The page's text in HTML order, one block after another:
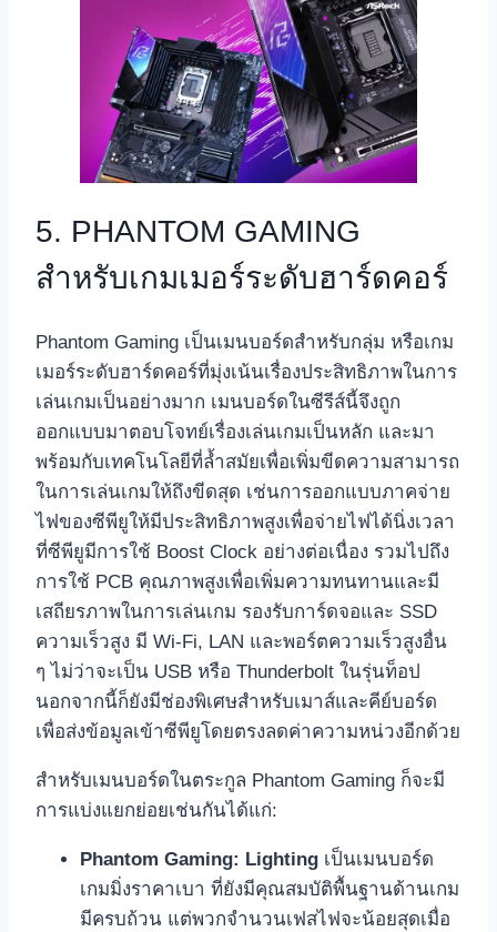
5. PHANTOM GAMING
สำหรับเกมเมอร์ระดับฮาร์ดคอร์
Phantom Gaming เป็นเมนบอร์ดสำหรับกลุ่ม หรือเกม
เมอร์ระดับฮาร์ดคอร์ที่มุ่งเน้นเรื่องประสิทธิภาพในการ
เล่นเกมเป็นอย่างมาก เมนบอร์ดในซีรีส์นี้จึงถูก
ออกแบบมาตอบโจทย์เรื่องเล่นเกมเป็นหลัก และมา
พร้อมกับเทคโนโลยีที่ล้ำสมัยเพื่อเพิ่มขีดความสามารถ
ในการเล่นเกมให้ถึงขีดสุด เช่นการออกแบบภาคจ่าย
ไฟของซีพียูให้มีประสิทธิภาพสูงเพื่อจ่ายไฟได้นิ่งเวลา
ที่ซีพียูมีการใช้ Boost Clock อย่างต่อเนื่อง รวมไปถึง
การใช้ PCB คุณภาพสูงเพื่อเพิ่มความทนทานและมี
เสถียรภาพในการเล่นเกม รองรับการ์ดจอและ SSD
ความเร็วสูง มี Wi-Fi, LAN และพอร์ตความเร็วสูงอื่น
ๆ ไม่ว่าจะเป็น USB หรือ Thunderbolt ในรุ่นท็อป
นอกจากนี้ก็ยังมีช่องพิเศษสำหรับเมาส์และคีย์บอร์ด
เพื่อส่งข้อมูลเข้าซีพียูโดยตรงลดค่าความหน่วงอีกด้วย
สำหรับเมนบอร์ดในตระกูล Phantom Gaming ก็จะมี
การแบ่งแยกย่อยเช่นกันได้แก่:
Phantom Gaming: Lighting เป็นเมนบอร์ด
เกมมิ่งราคาเบา ที่ยังมีคุณสมบัติพื้นฐานด้านเกม
มีครบถ้วน แต่พวกจำนวนเฟสไฟจะน้อยสุดเมื่อ